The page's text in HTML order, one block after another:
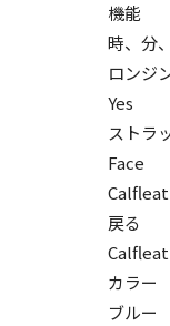
機能
時、分
ロンジ
Yes
ストラ
Face
戻る
カラー
ブルー